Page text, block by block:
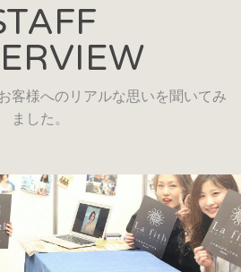
客様へのリアルな思いを聞いてみ
ました。